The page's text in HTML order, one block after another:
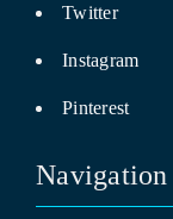
Twitter
Instagram
Pinterest
Navigation